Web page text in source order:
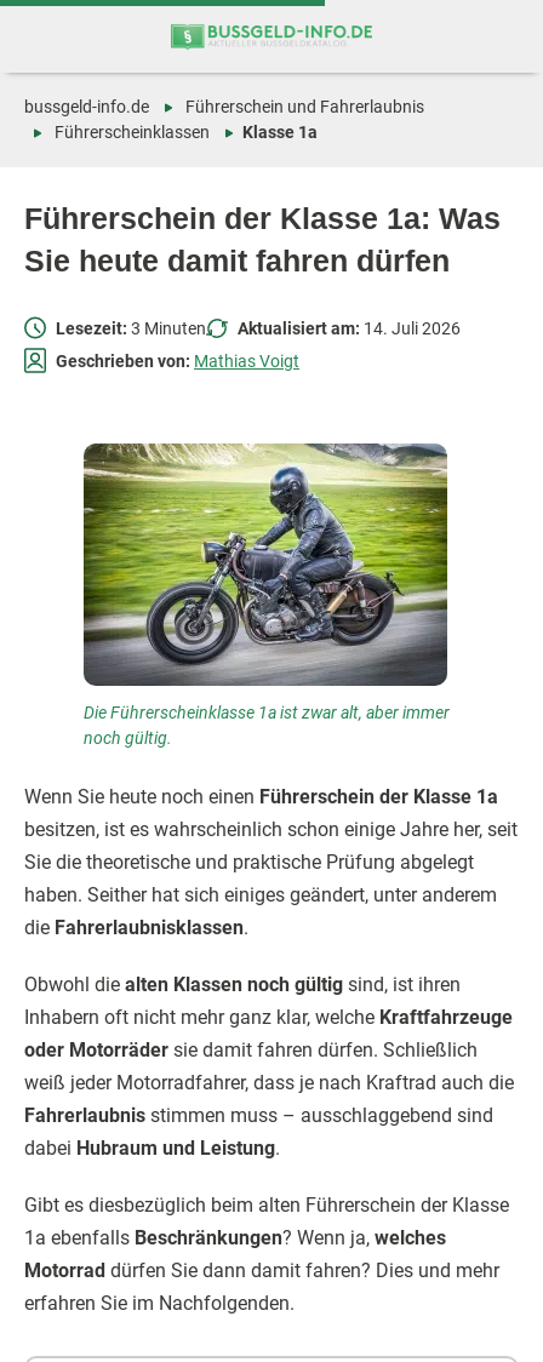
Zum
Zur
Führerschein der Klasse 1a: Was
Sie heute damit fahren dürfen
bussgeld-info.de
Führerschein und Fahrerlaubnis
Führerscheinklassen
Klasse 1a
Lesezeit: 3 Minuten Aktualisiert am: 14. Juli 2026
Geschrieben von: Mathias Voigt
Die Führerscheinklasse 1a ist zwar alt, aber immer
noch gültig.
Wenn Sie heute noch einen Führerschein der Klasse 1a
besitzen, ist es wahrscheinlich schon einige Jahre her, seit
Sie die theoretische und praktische Prüfung abgelegt
haben. Seither hat sich einiges geändert, unter anderem
die Fahrerlaubnisklassen.
Obwohl die alten Klassen noch gültig sind, ist ihren
Inhabern oft nicht mehr ganz klar, welche Kraftfahrzeuge
oder Motorräder sie damit fahren dürfen. Schließlich
weiß jeder Motorradfahrer, dass je nach Kraftrad auch die
Fahrerlaubnis stimmen muss – ausschlaggebend sind
dabei Hubraum und Leistung.
Gibt es diesbezüglich beim alten Führerschein der Klasse
1a ebenfalls Beschränkungen? Wenn ja, welches
Motorrad dürfen Sie dann damit fahren? Dies und mehr
erfahren Sie im Nachfolgenden.